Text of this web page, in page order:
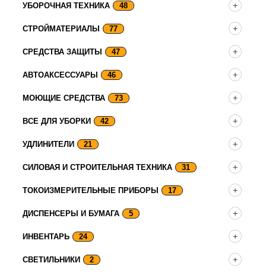
УБОРОЧНАЯ ТЕХНИКА 48
СТРОЙМАТЕРИАЛЫ 77
СРЕДСТВА ЗАЩИТЫ 47
АВТОАКСЕССУАРЫ 46
МОЮЩИЕ СРЕДСТВА 73
ВСЕ ДЛЯ УБОРКИ 42
УДЛИНИТЕЛИ 21
СИЛОВАЯ И СТРОИТЕЛЬНАЯ ТЕХНИКА 31
ТОКОИЗМЕРИТЕЛЬНЫЕ ПРИБОРЫ 17
ДИСПЕНСЕРЫ И БУМАГА 5
ИНВЕНТАРЬ 24
СВЕТИЛЬНИКИ 2